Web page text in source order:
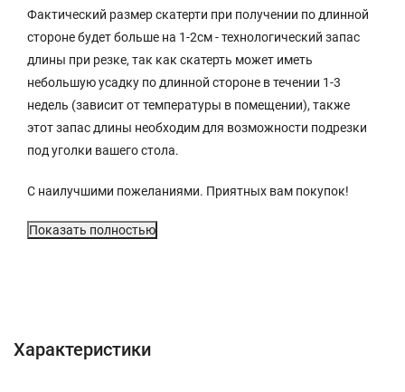
Фактический размер скатерти при получении по длинной
стороне будет больше на 1-2см - технологический запас
длины при резке, так как скатерть может иметь
небольшую усадку по длинной стороне в течении 1-3
недель (зависит от температуры в помещении), также
этот запас длины необходим для возможности подрезки
под уголки вашего стола.
С наилучшими пожеланиями. Приятных вам покупок!
Показать полностью
Характеристики